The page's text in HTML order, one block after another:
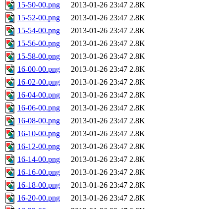
15-50-00.png
2013-01-26 23:47 2.8K
15-52-00.png
2013-01-26 23:47 2.8K
15-54-00.png
2013-01-26 23:47 2.8K
15-56-00.png
2013-01-26 23:47 2.8K
15-58-00.png
2013-01-26 23:47 2.8K
16-00-00.png
2013-01-26 23:47 2.8K
16-02-00.png
2013-01-26 23:47 2.8K
16-04-00.png
2013-01-26 23:47 2.8K
16-06-00.png
2013-01-26 23:47 2.8K
16-08-00.png
2013-01-26 23:47 2.8K
16-10-00.png
2013-01-26 23:47 2.8K
16-12-00.png
2013-01-26 23:47 2.8K
16-14-00.png
2013-01-26 23:47 2.8K
16-16-00.png
2013-01-26 23:47 2.8K
16-18-00.png
2013-01-26 23:47 2.8K
16-20-00.png
2013-01-26 23:47 2.8K